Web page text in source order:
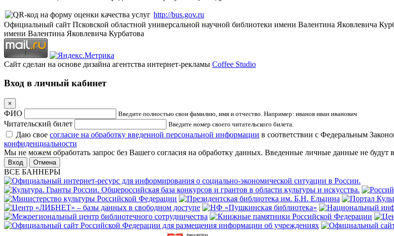
http://bus.gov.ru
Официальный сайт Псковской областной универсальной научной библиотеки имени Валентина Яковлевича
имени Валентина Яковлевича Курбатова
Сайт сделан на основе дизайна агентства интернет-рекламы Coffee Studio
Вход в личный кабинет
×
ФИО Введите полностью свои фамилию, имя и отчество. Например: иванов иван иванович
Читательский билет Введите номер своего читательского билета.
Даю свое согласие на обработку введенной персональной информации в соответствии с Федеральным
конфиденциальности
Мы не можем обработать запрос без Вашего согласия на обработку данных. Введенные личные данные не будут
Отмена
ВСЕ БАННЕРЫ